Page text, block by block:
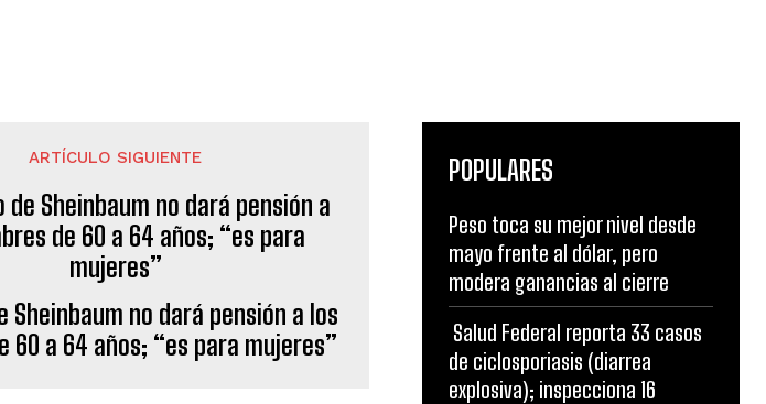
ARTÍCULO SIGUIENTE
Sheinbaum no dará pensión a los
60 a 64 años; “es para mujeres”
POPULARES
Peso toca su mejor nivel desde
mayo frente al dólar, pero
modera ganancias al cierre
Salud Federal reporta 33 casos
de ciclosporiasis (diarrea
explosiva); inspecciona 16